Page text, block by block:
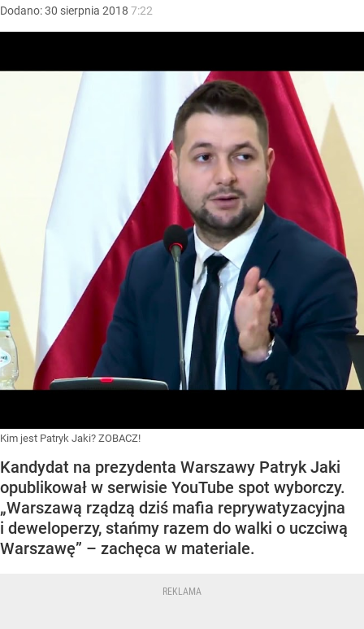
Dodano:30 sierpnia 2018 7:22
Kim jest Patryk Jaki? ZOBACZ!
Kandydat na prezydenta Warszawy Patryk Jaki
opublikował w serwisie YouTube spot wyborczy.
„Warszawą rządzą dziś mafia reprywatyzacyjna
i deweloperzy, stańmy razem do walki o uczciwą
Warszawę” – zachęca w materiale.